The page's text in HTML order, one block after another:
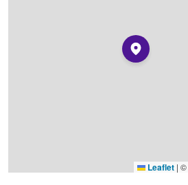
Leaflet | ©